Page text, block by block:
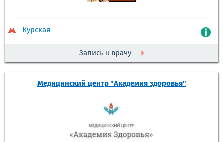
Курская
Запись к врачу
Медицинский центр "Академия здоровья"